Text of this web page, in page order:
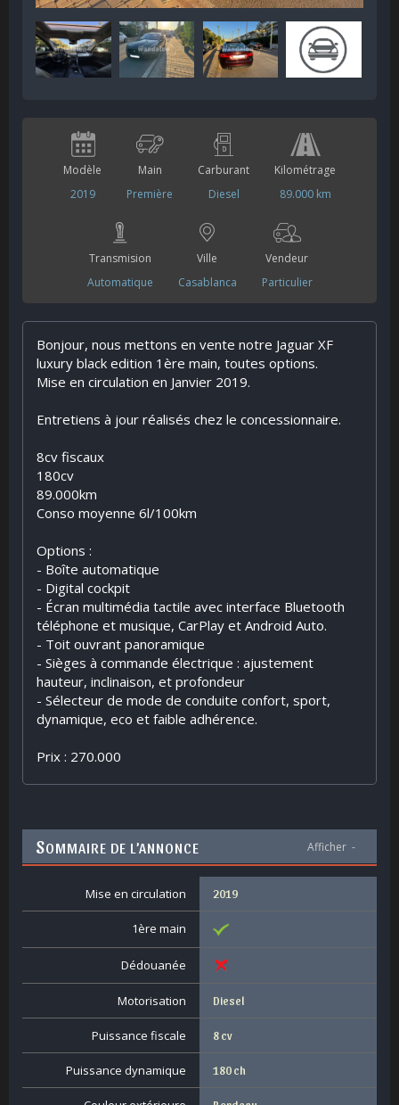
Modèle
2019
Main
Première
Carburant
Diesel
Kilométrage
89.000 km
Transmision
Automatique
Ville
Casablanca
Vendeur
Particulier
Bonjour, nous mettons en vente notre Jaguar XF
luxury black edition 1ère main, toutes options.
Mise en circulation en Janvier 2019.
Entretiens à jour réalisés chez le concessionnaire.
8cv fiscaux
180cv
89.000km
Conso moyenne 6l/100km
Options :
- Boîte automatique
- Digital cockpit
- Écran multimédia tactile avec interface Bluetooth
téléphone et musique, CarPlay et Android Auto.
- Toit ouvrant panoramique
- Sièges à commande électrique : ajustement
hauteur, inclinaison, et profondeur
- Sélecteur de mode de conduite confort, sport,
dynamique, eco et faible adhérence.
Prix : 270.000
SOMMAIRE DE L’ANNONCE Afficher -
Mise en circulation 2019
1ère main
Dédouanée
Motorisation Diesel
Puissance fiscale 8 cv
Puissance dynamique 180 ch